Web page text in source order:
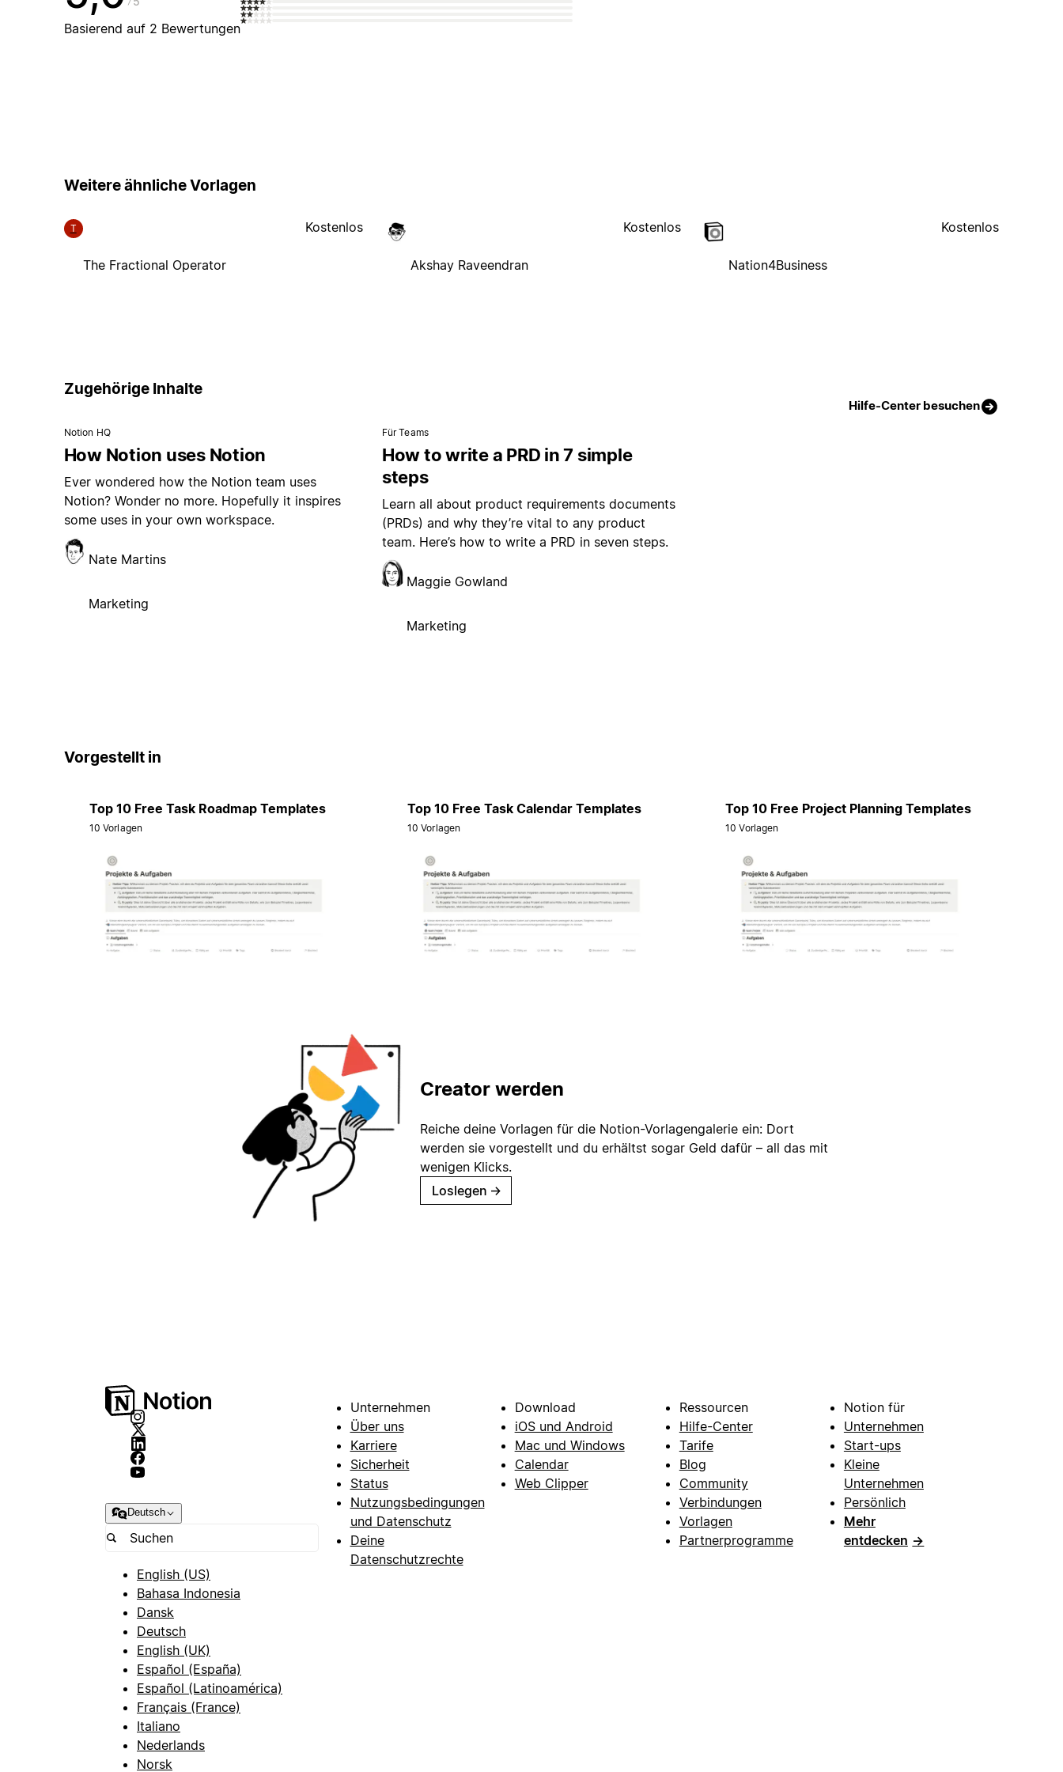
Basierend auf 2 Bewertungen
Weitere ähnliche Vorlagen
T
The Fractional Operator
Kostenlos
Akshay Raveendran
Kostenlos
Nation4Business
Kostenlos
Zugehörige Inhalte
Hilfe-Center besuchen
Notion HQ
How Notion uses Notion
Ever wondered how the Notion team uses
Notion? Wonder no more. Hopefully it inspires
some uses in your own workspace.
Nate Martins
Marketing
Für Teams
How to write a PRD in 7 simple
steps
Learn all about product requirements documents
(PRDs) and why they’re vital to any product
team. Here’s how to write a PRD in seven steps.
Maggie Gowland
Marketing
Vorgestellt in
Top 10 Free Task Roadmap Templates
10 Vorlagen
Top 10 Free Task Calendar Templates
10 Vorlagen
Top 10 Free Project Planning Templates
10 Vorlagen
Creator werden
Reiche deine Vorlagen für die Notion-Vorlagengalerie ein: Dort
werden sie vorgestellt und du erhältst sogar Geld dafür – all das mit
wenigen Klicks.
Loslegen →
Deutsch
English (US)
Bahasa Indonesia
Dansk
Deutsch
English (UK)
Español (España)
Español (Latinoamérica)
Français (France)
Italiano
Nederlands
Norsk
Unternehmen
Über uns
Karriere
Sicherheit
Status
Nutzungsbedingungen
und Datenschutz
Deine
Datenschutzrechte
Download
iOS und Android
Mac und Windows
Calendar
Web Clipper
Ressourcen
Hilfe-Center
Tarife
Blog
Community
Verbindungen
Vorlagen
Partnerprogramme
Notion für
Unternehmen
Start-ups
Kleine
Unternehmen
Persönlich
Mehr
entdecken →